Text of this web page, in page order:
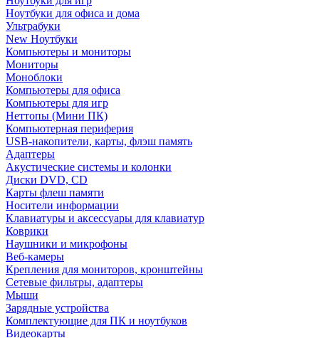
Ноутбуки для офиса и дома
Ультрабуки
New Ноутбуки
Компьютеры и мониторы
Мониторы
Моноблоки
Компьютеры для офиса
Компьютеры для игр
Неттопы (Мини ПК)
Компьютерная периферия
USB-накопители, карты, флэш память
Адаптеры
Акустические системы и колонки
Диски DVD, CD
Карты флеш памяти
Носители информации
Клавиатуры и аксессуары для клавиатур
Коврики
Наушники и микрофоны
Веб-камеры
Крепления для мониторов, кронштейны
Сетевые фильтры, адаптеры
Мыши
Зарядные устройства
Комплектующие для ПК и ноутбуков
Видеокарты